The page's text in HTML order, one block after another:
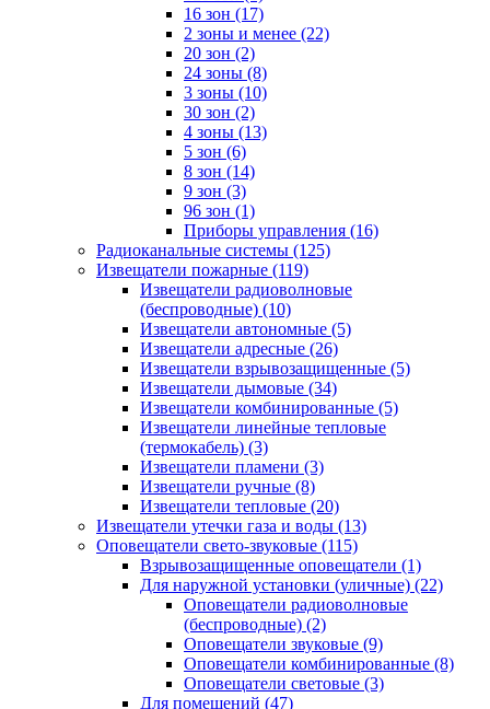
16 зон (17)
2 зоны и менее (22)
20 зон (2)
24 зоны (8)
3 зоны (10)
30 зон (2)
4 зоны (13)
5 зон (6)
8 зон (14)
9 зон (3)
96 зон (1)
Приборы управления (16)
Радиоканальные системы (125)
Извещатели пожарные (119)
Извещатели радиоволновые
(беспроводные) (10)
Извещатели автономные (5)
Извещатели адресные (26)
Извещатели взрывозащищенные (5)
Извещатели дымовые (34)
Извещатели комбинированные (5)
Извещатели линейные тепловые
(термокабель) (3)
Извещатели пламени (3)
Извещатели ручные (8)
Извещатели тепловые (20)
Извещатели утечки газа и воды (13)
Оповещатели свето-звуковые (115)
Взрывозащищенные оповещатели (1)
Для наружной установки (уличные) (22)
Оповещатели радиоволновые
(беспроводные) (2)
Оповещатели звуковые (9)
Оповещатели комбинированные (8)
Оповещатели световые (3)
Для помещений (47)